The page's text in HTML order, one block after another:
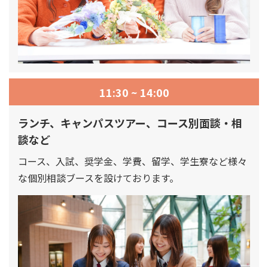
11:30 ~ 14:00
ランチ、キャンパスツアー、コース別面談・相
談など
コース、入試、奨学金、学費、留学、学生寮など様々
な個別相談ブースを設けております。